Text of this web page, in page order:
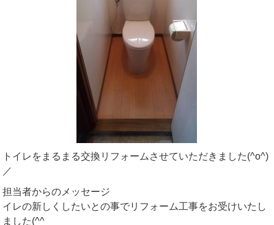
トイレをまるまる交換リフォームさせていただきました(^o^)
／
担当者からのメッセージ
イレの新しくしたいとの事でリフォーム工事をお受けいたし
ました(^^ゞ